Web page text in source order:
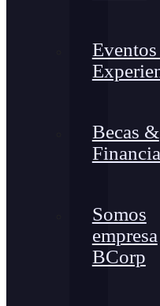
Becas &
Somos
empresa
BCorp